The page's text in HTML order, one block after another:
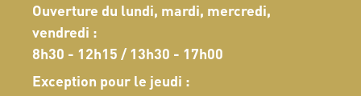
Ouverture du lundi, mardi, mercredi,
vendredi :
8h30 - 12h15 / 13h30 - 17h00
Exception pour le jeudi :